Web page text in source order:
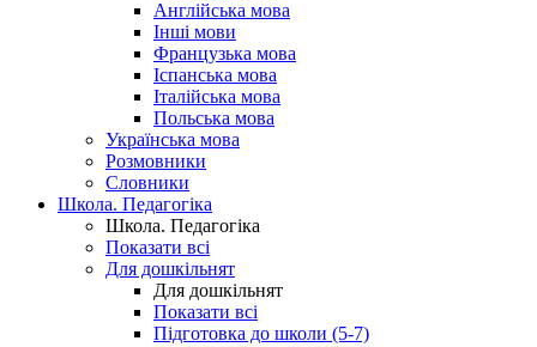
Англійська мова
Інші мови
Французька мова
Іспанська мова
Італійська мова
Польська мова
Українська мова
Розмовники
Словники
Школа. Педагогіка
Школа. Педагогіка
Показати всі
Для дошкільнят
Для дошкільнят
Показати всі
Підготовка до школи (5-7)